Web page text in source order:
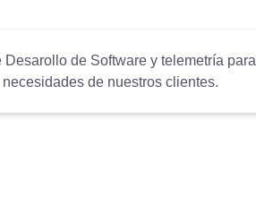
de Software y telemetría para
de nuestros clientes.